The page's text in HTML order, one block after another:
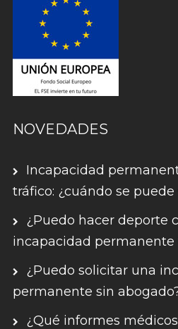
NOVEDADES
Incapacidad
tráfico: ¿cuándo se
¿Puedo hacer deporte
incapacidad permanente
¿Puedo solicitar una
permanente sin
¿Qué informes